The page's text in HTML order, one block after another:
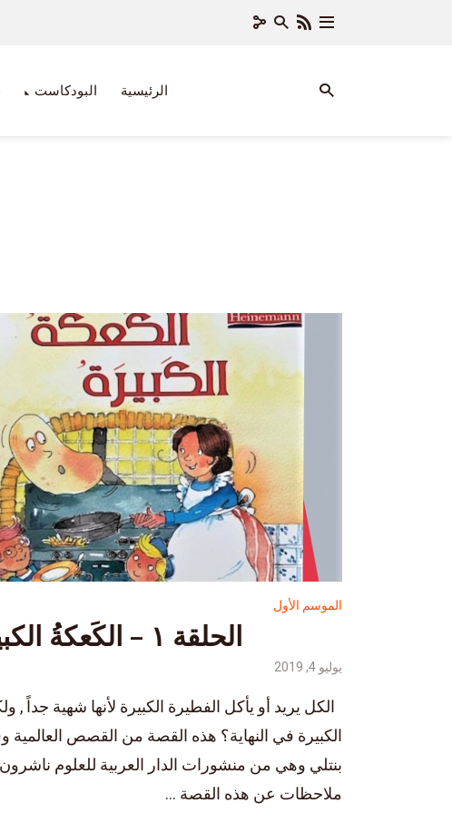
الرئيسية البودكاست
الموسم الأول
الحلقة ١ – الكَعكةُ الكبيرةُ
يوليو 4, 2019
الكل يريد أو يأكل الفطيرة الكبيرة لأنها شهية جداً
الكبيرة في النهاية؟ هذه القصة من القصص العالمية
بنتلي وهي من منشورات الدار العربية للعلوم
ملاحظات عن هذه القصة ...